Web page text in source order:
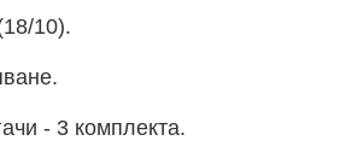
10).
- 3 комплекта.